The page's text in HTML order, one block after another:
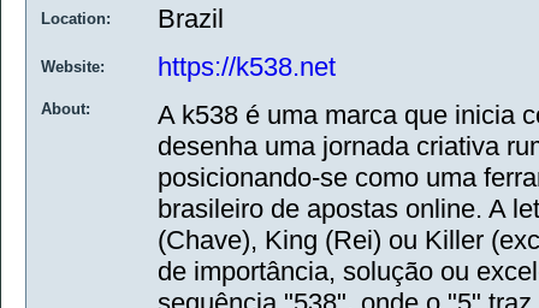
Location: Brazil
Website: https://k538.net
About:
A k538 é uma marca que inicia
desenha uma jornada criativa
posicionando-se como uma
brasileiro de apostas online. A
(Chave), King (Rei) ou Killer
de importância, solução ou